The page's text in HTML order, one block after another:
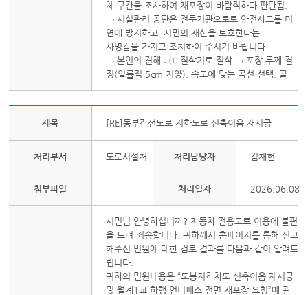
체 구간을 조사하여 재포장이 바람직하다 판단됨.
→ 시설관리 공단은 전문기관으로로 안전사고를 미
연에 방지하고, 시민의 재산을 보호한다는
사명감을 가지고 조치하여 주시기 바랍니다.
→ 본인의 견해 : ① 절삭기로 절삭 → 포장 두께 결
정(일률적 5cm 지양), 속도에 맞는 곡선 선택. 끝
제목 [RE]동부간선도로 지하도로 신축이음 재시공
처리부서 도로시설처 처리담당자 김채현
첨부파일 처리일자 2026.06.08
시민님 안녕하십니까? 자동차 전용도로 이용에 불편
을 드려 죄송합니다. 귀하께서 홈페이지를 통해 신고
해주신 민원에 대한 검토 결과를 다음과 같이 알려드
립니다.
귀하의 민원내용은 “도봉지하차도 신축이음 재시공
및 월계1교 하행 언더패스 전면 재포장 요청”에 관